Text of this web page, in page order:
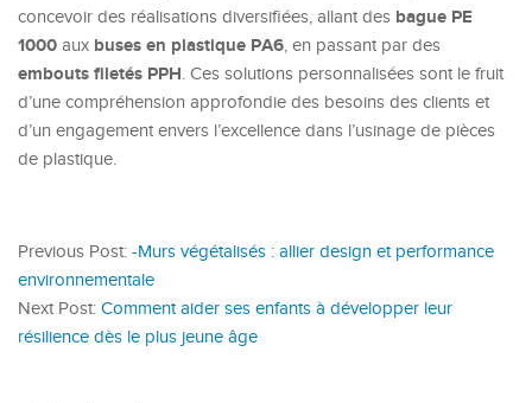
concevoir des réalisations diversifiées, allant des bague PE
1000 aux buses en plastique PA6, en passant par des
embouts filetés PPH. Ces solutions personnalisées sont le fruit
d’une compréhension approfondie des besoins des clients et
d’un engagement envers l’excellence dans l’usinage de pièces
de plastique.
Previous Post: -Murs végétalisés : allier design et performance
environnementale
Next Post: Comment aider ses enfants à développer leur
résilience dès le plus jeune âge